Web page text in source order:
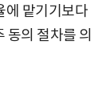
에 맡기기보다
의 절차를 의